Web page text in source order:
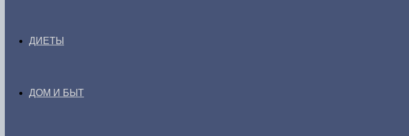
ДИЕТЫ
ДОМ И БЫТ